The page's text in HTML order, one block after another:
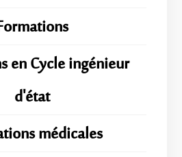
en Cycle ingénieur
d'état
médicales